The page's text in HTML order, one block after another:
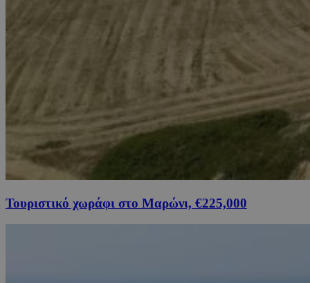
Τουριστικό χωράφι στο Μαρώνι, €225,000